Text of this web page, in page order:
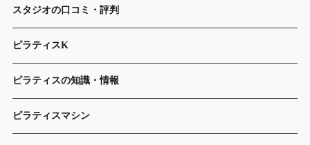
スタジオの口コミ・評判
ピラティスK
ピラティスの知識・情報
ピラティスマシン